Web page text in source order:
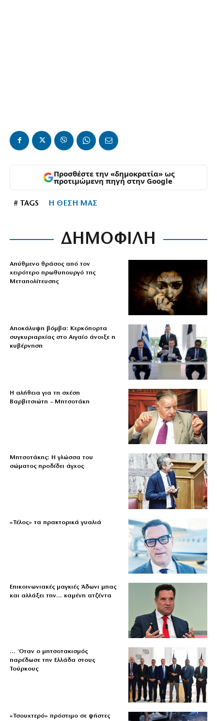
Προσθέστε την «δημοκρατία» ως
προτιμώμενη πηγή στην Google
# TAGS Η ΘΕΣΗ ΜΑΣ
ΔΗΜΟΦΙΛΗ
Απύθμενο θράσος από τον
χειρότερο πρωθυπουργό της
Μεταπολίτευσης
Αποκάλυψη βόμβα: Κερκόπορτα
συγκυριαρχίας στο Αιγαίο άνοιξε η
κυβέρνηση
Η αλήθεια για τη σχέση
Βαρβιτσιώτη – Μητσοτάκη
Μητσοτάκης: Η γλώσσα του
σώματος προδίδει άγχος
«Τέλος» τα πρακτορικά γυαλιά
Επικοινωνιακές μαγκιές Άδωνι μπας
και αλλάξει την… καμένη ατζέντα
… Όταν ο μητσοτακισμός
παρέδωσε την Ελλάδα στους
Τούρκους
«Τσουχτερό» πρόστιμο σε ψήστες